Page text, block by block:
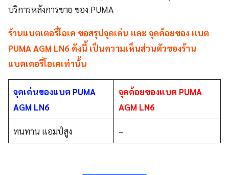
บริการหลังการขาย ของ PUMA
ร้านแบตเตอรี่โอเค ขอสรุปจุดเด่น และ จุดด้อยของ แบต
PUMA AGM LN6 ดังนี้ เป็นความเห็นส่วนตัวของร้าน
แบตเตอรี่โอเคเท่านั้น
จุดเด่นของแบต PUMA
AGM LN6
จุดด้อยของแบต PUMA
AGM LN6
ทนทาน แอมป์สูง –